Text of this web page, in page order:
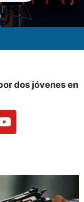
dos jóvenes en
Y
o
u